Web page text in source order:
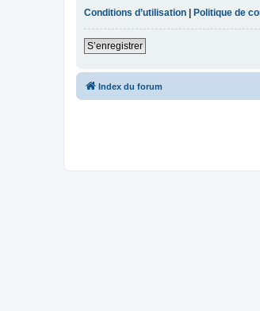
Conditions d’utilisation | Politique de
S’enregistrer
Index du forum